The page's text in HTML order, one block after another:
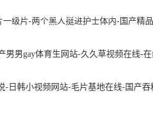
级片-两个黑人挺进护士体内-国产精
男男gay体育生网站-久久草视频在线-
-日韩小视频网站-毛片基地在线-国产
安裝監控為您提供安全防護！